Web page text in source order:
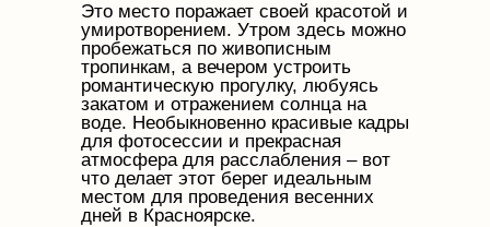
Это место поражает своей красотой и
умиротворением. Утром здесь можно
пробежаться по живописным
тропинкам, а вечером устроить
романтическую прогулку, любуясь
закатом и отражением солнца на
воде. Необыкновенно красивые кадры
для фотосессии и прекрасная
атмосфера для расслабления – вот
что делает этот берег идеальным
местом для проведения весенних
дней в Красноярске.